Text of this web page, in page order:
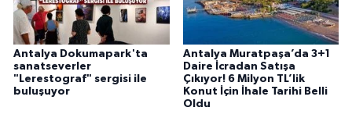
Antalya Dokumapark'ta
sanatseverler
"Lerestograf" sergisi ile
buluşuyor
Antalya Muratpaşa’da 3+1
Daire İcradan Satışa
Çıkıyor! 6 Milyon TL’lik
Konut İçin İhale Tarihi Belli
Oldu